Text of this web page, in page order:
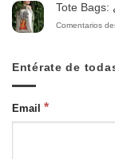
Tote Bags:
Comentarios
Entérate de
Email *